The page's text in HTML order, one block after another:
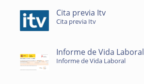
Cita previa Itv
Cita previa Itv
Informe de Vida Laboral
Informe de Vida Laboral